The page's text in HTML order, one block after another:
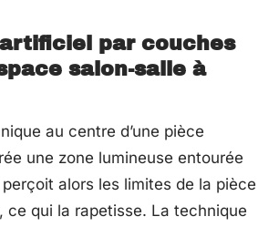
artificiel par couches
salon-salle à
au centre d’une pièce
une zone lumineuse entourée
perçoit alors les limites de la pièce
ce qui la rapetisse. La technique